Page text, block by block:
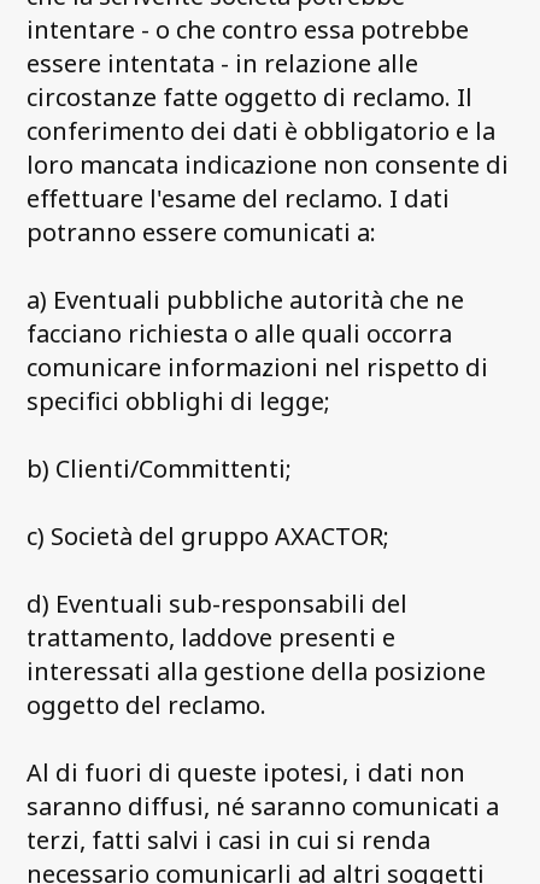
intentare - o che contro essa potrebbe
essere intentata - in relazione alle
circostanze fatte oggetto di reclamo. Il
conferimento dei dati è obbligatorio e la
loro mancata indicazione non consente di
effettuare l'esame del reclamo. I dati
potranno essere comunicati a:
a) Eventuali pubbliche autorità che ne
facciano richiesta o alle quali occorra
comunicare informazioni nel rispetto di
specifici obblighi di legge;
b) Clienti/Committenti;
c) Società del gruppo AXACTOR;
d) Eventuali sub-responsabili del
trattamento, laddove presenti e
interessati alla gestione della posizione
oggetto del reclamo.
Al di fuori di queste ipotesi, i dati non
saranno diffusi, né saranno comunicati a
terzi, fatti salvi i casi in cui si renda
necessario comunicarli ad altri soggetti